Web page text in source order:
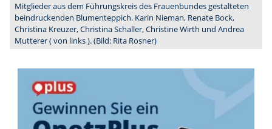
Mitglieder aus dem Führungskreis des Frauenbundes gestalteten
beindruckenden Blumenteppich. Karin Nieman, Renate Bock,
Christina Kreuzer, Christina Schaller, Christine Wirth und Andrea
Mutterer ( von links ). (Bild: Rita Rosner)